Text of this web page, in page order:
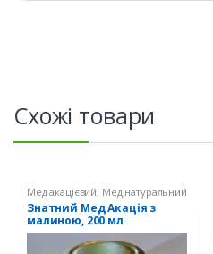
Схожі товари
Мед акацієвий, Мед натуральний
Знатний Мед Акація з
малиною, 200 мл